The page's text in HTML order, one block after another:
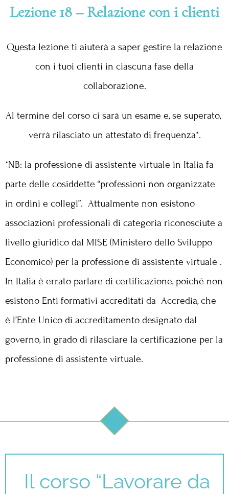
Lezione 18 – Relazione con i clienti
Questa lezione ti aiuterà a saper gestire la relazione
con i tuoi clienti in ciascuna fase della
collaborazione.
Al termine del corso ci sarà un esame e, se superato,
verrà rilasciato un attestato di frequenza*.
*NB: la professione di assistente virtuale in Italia fa
parte delle cosiddette “professioni non organizzate
in ordini e collegi”. Attualmente non esistono
associazioni professionali di categoria riconosciute a
livello giuridico dal MISE (Ministero dello Sviluppo
Economico) per la professione di assistente virtuale .
In Italia è errato parlare di certificazione, poiché non
esistono Enti formativi accreditati da Accredia, che
è l’Ente Unico di accreditamento designato dal
governo, in grado di rilasciare la certificazione per la
professione di assistente virtuale.
Il corso “Lavorare da